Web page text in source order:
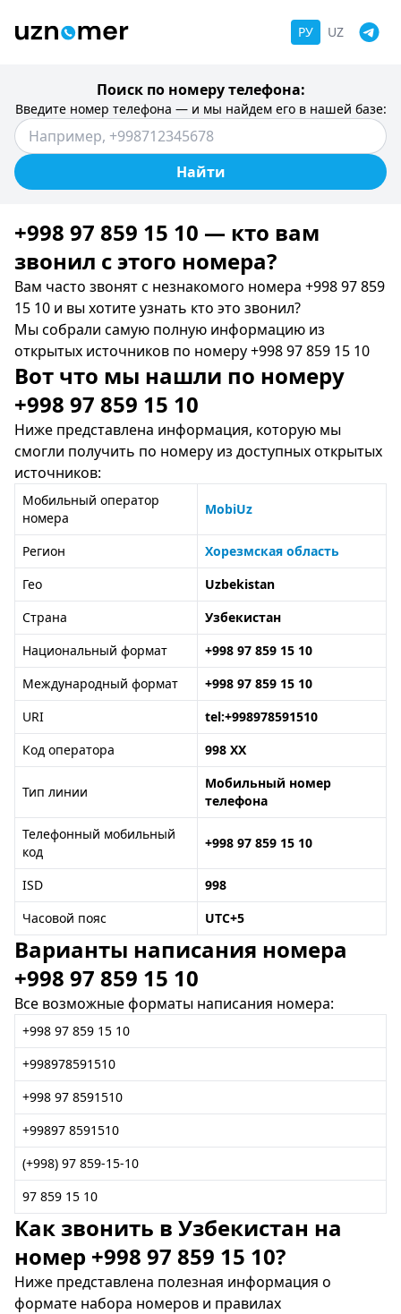
РУ UZ
Поиск по номеру телефона:
Введите номер телефона — и мы найдем его в нашей базе:
Найти
+998 97 859 15 10 — кто вам
звонил c этого номера?
Вам часто звонят с незнакомого номера +998 97 859
15 10 и вы хотите узнать кто это звонил?
Мы собрали самую полную информацию из
открытых источников по номеру +998 97 859 15 10
Вот что мы нашли по номеру
+998 97 859 15 10
Ниже представлена информация, которую мы
смогли получить по номеру из доступных открытых
источников:
Мобильный оператор
номера
MobiUz
Регион
Хорезмская область
Гео
Uzbekistan
Страна
Узбекистан
Национальный формат
+998 97 859 15 10
Международный формат
+998 97 859 15 10
URI
tel:+998978591510
Код оператора
998 XX
Тип линии
Мобильный номер
телефона
Телефонный мобильный
код
+998 97 859 15 10
ISD
998
Часовой пояс
UTC+5
Варианты написания номера
+998 97 859 15 10
Все возможные форматы написания номера:
+998 97 859 15 10
+998978591510
+998 97 8591510
+99897 8591510
(+998) 97 859-15-10
97 859 15 10
Как звонить в Узбекистан на
номер +998 97 859 15 10?
Ниже представлена полезная информация о
формате набора номеров и правилах